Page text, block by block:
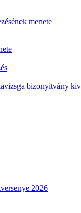
menete
bizonyítvány
2026